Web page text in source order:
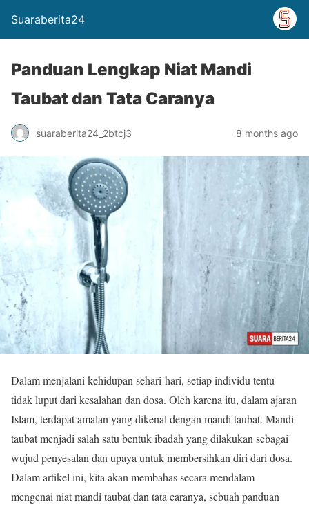
Suaraberita24
Panduan Lengkap Niat Mandi
Taubat dan Tata Caranya
suaraberita24_2btcj3 8 months ago
Dalam menjalani kehidupan sehari-hari, setiap individu tentu
tidak luput dari kesalahan dan dosa. Oleh karena itu, dalam ajaran
Islam, terdapat amalan yang dikenal dengan mandi taubat. Mandi
taubat menjadi salah satu bentuk ibadah yang dilakukan sebagai
wujud penyesalan dan upaya untuk membersihkan diri dari dosa.
Dalam artikel ini, kita akan membahas secara mendalam
mengenai niat mandi taubat dan tata caranya, sebuah panduan